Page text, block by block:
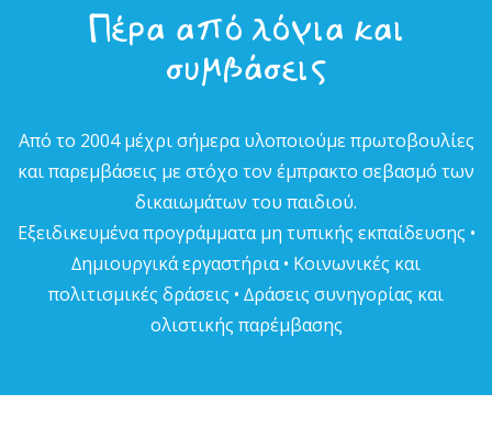
Πέρα από λόγια και
συµβάσεις
Από το 2004 µέχρι σήµερα υλοποιούµε πρωτοβουλίες
και παρεµβάσεις µε στόχο τον έµπρακτο σεβασµό των
δικαιωµάτων του παιδιού.
Εξειδικευµένα προγράµµατα µη τυπικής εκπαίδευσης •
∆ηµιουργικά εργαστήρια • Κοινωνικές και
πολιτισµικές δράσεις • ∆ράσεις συνηγορίας και
ολιστικής παρέµβασης